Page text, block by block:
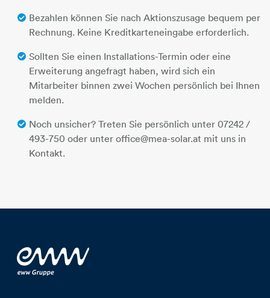
Bezahlen können Sie nach Aktionszusage bequem per
Rechnung. Keine Kreditkarteneingabe erforderlich.
Sollten Sie einen Installations-Termin oder eine
Erweiterung angefragt haben, wird sich ein
Mitarbeiter binnen zwei Wochen persönlich bei Ihnen
melden.
Noch unsicher? Treten Sie persönlich unter 07242 /
493-750 oder unter office@mea-solar.at mit uns in
Kontakt.